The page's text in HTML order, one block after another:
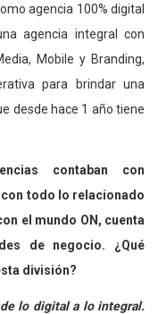
agencia 100% digital
agencia integral con
Mobile y Branding,
para brindar una
desde hace 1 año tiene
contaban con
todo lo relacionado
el mundo ON, cuenta
de negocio. ¿Qué
división?
lo digital a lo integral.